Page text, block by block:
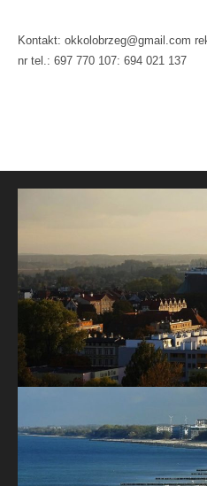
Kontakt: okkolobrzeg@gmail.com
nr tel.: 697 770 107: 694 021 137